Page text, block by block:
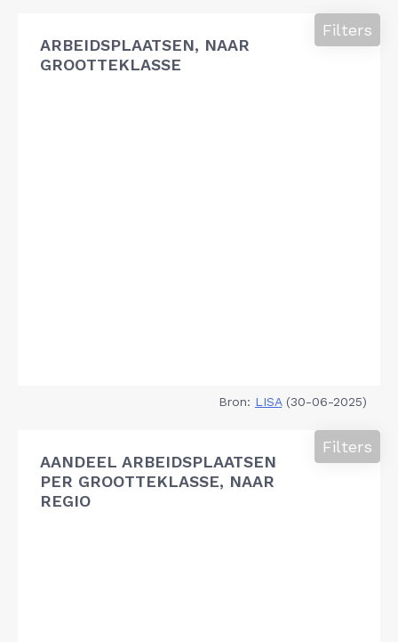
ARBEIDSPLAATSEN, NAAR
GROOTTEKLASSE
Filters
Bron: LISA(30-06-2025)
AANDEEL ARBEIDSPLAATSEN
PER GROOTTEKLASSE, NAAR
REGIO
Filters